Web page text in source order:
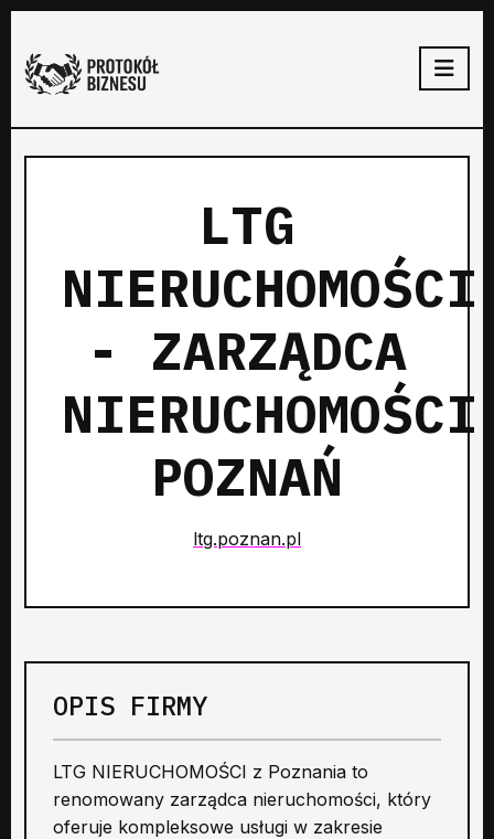
LTG
NIERUCHOMOŚCI
- ZARZĄDCA
NIERUCHOMOŚCI
POZNAŃ
ltg.poznan.pl
OPIS FIRMY
LTG NIERUCHOMOŚCI z Poznania to
renomowany zarządca nieruchomości, który
oferuje kompleksowe usługi w zakresie